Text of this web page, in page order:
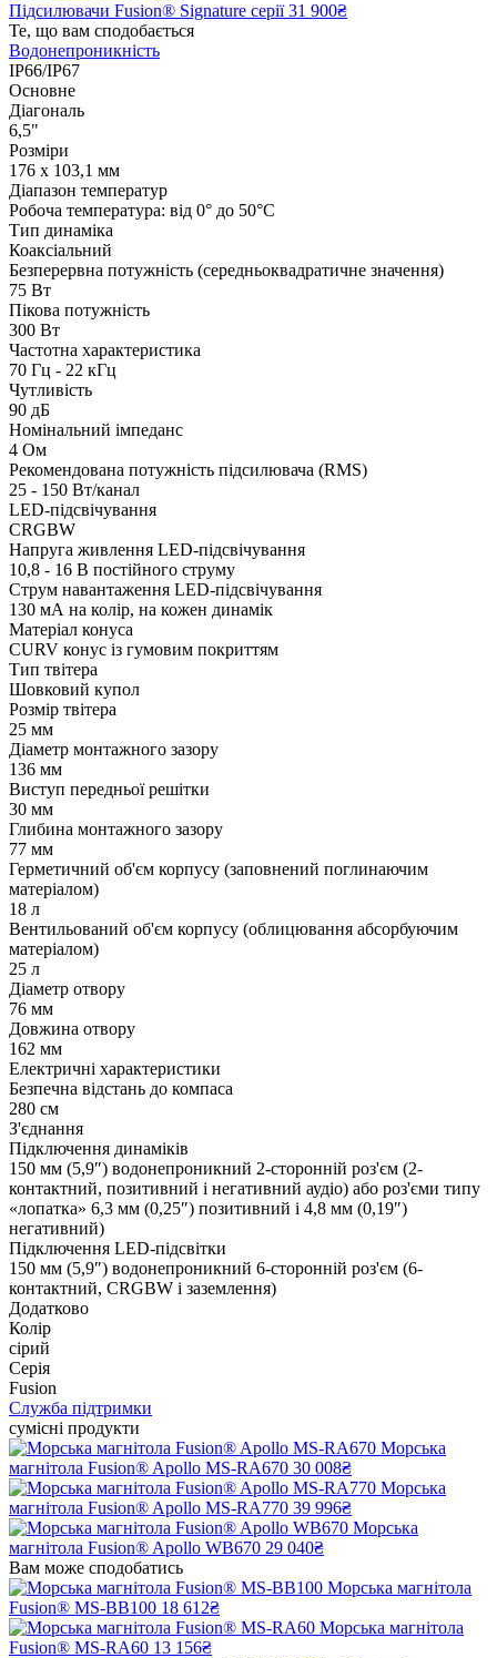
Підсилювачи Fusion® Signature серії 31 900₴
Те, що вам сподобається
Водонепроникність
IP66/IP67
Основне
Діагональ
6,5"
Розміри
176 x 103,1 мм
Діапазон температур
Робоча температура: від 0° до 50°C
Тип динаміка
Коаксіальний
Безперервна потужність (середньоквадратичне значення)
75 Вт
Пікова потужність
300 Вт
Частотна характеристика
70 Гц - 22 кГц
Чутливість
90 дБ
Номінальний імпеданс
4 Ом
Рекомендована потужність підсилювача (RMS)
25 - 150 Вт/канал
LED-підсвічування
CRGBW
Напруга живлення LED-підсвічування
10,8 - 16 В постійного струму
Струм навантаження LED-підсвічування
130 мА на колір, на кожен динамік
Матеріал конуса
CURV конус із гумовим покриттям
Тип твітера
Шовковий купол
Розмір твітера
25 мм
Діаметр монтажного зазору
136 мм
Виступ передньої решітки
30 мм
Глибина монтажного зазору
77 мм
Герметичний об'єм корпусу (заповнений поглинаючим
матеріалом)
18 л
Вентильований об'єм корпусу (облицювання абсорбуючим
матеріалом)
25 л
Діаметр отвору
76 мм
Довжина отвору
162 мм
Електричні характеристики
Безпечна відстань до компаса
280 см
З'єднання
Підключення динаміків
150 мм (5,9″) водонепроникний 2-сторонній роз'єм (2-
контактний, позитивний і негативний аудіо) або роз'єми типу
«лопатка» 6,3 мм (0,25″) позитивний і 4,8 мм (0,19″)
негативний)
Підключення LED-підсвітки
150 мм (5,9″) водонепроникний 6-сторонній роз'єм (6-
контактний, CRGBW і заземлення)
Додатково
Колір
сірий
Серія
Fusion
Служба підтримки
сумісні продукти
Морська
магнітола Fusion® Apollo MS-RA670 30 008₴
Морська
магнітола Fusion® Apollo MS-RA770 39 996₴
Морська
магнітола Fusion® Apollo WB670 29 040₴
Вам може сподобатись
Морська магнітола
Fusion® MS-BB100 18 612₴
Морська магнітола
Fusion® MS-RA60 13 156₴